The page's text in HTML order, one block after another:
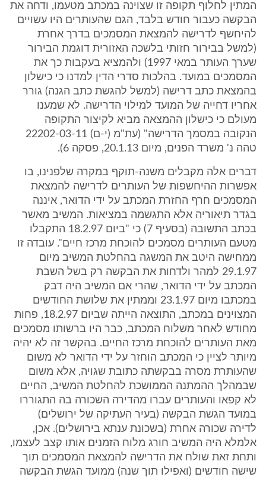
המתין לחלוף תקופה זו שצוינה במכתב מטעמו, ודחה את
הבקשה כעבור חודש בלבד, הגם שהעותרים היו עשויים
להיחשף לדרישה להמצאת המסמכים בדרך אחרת
(למשל בבירור חזותי בלשכה האזורית דוגמת הבירור
שערך העותר במאי 1997) ולהמציא בעקבות כך את
המסמכים במועד. בהלכות סדרי הדין למדנו כי כישלון
בהמצאת כתב דרישה (למשל להגשת כתב הגנה) גורר
אחריו דחייה של המועד למילוי הדרישה. לא שמענו
מעולם כי כישלון ההמצאה מביא לקיצור התקופה
הנקובה במסמך הדרישה" (עת"מ (י-ם) 22202-03-11
טהה נ' משרד הפנים, מיום 20.1.13, פסקה 6).
דברים אלה מקבלים משנה-תוקף במקרה שלפנינו, בו
אפשרות ההיחשפות של העותרים לדרישה להמצאת
המסמכים חרף החזרת המכתב על ידי הדואר, איננה
בגדר תיאוריה אלא התגשמה במציאות. המשיב מאשר
בכתב התשובה (בסעיף 7) כי "ביום 18.2.97 התקבלו
מטעם העותרים מסמכים להוכחת מרכז חיים". עובדה זו
ממחישה היטב את המשגה בהחלטת המשיב מיום
29.1.97 למהר ולדחות את הבקשה רק בשל השבת
המכתב על ידי הדואר, שהרי אם המשיב היה דבק
במכתבו מיום 23.1.97 וממתין את שלושת החודשים
המצוינים במכתב, התוצאה הייתה שביום 18.2.97, פחות
מחודש לאחר משלוח המכתב, כבר היו ברשותו מסמכים
מאת העותרים להוכחת מרכז החיים. בהקשר זה לא יהיה
מיותר לציין כי המכתב הוחזר על ידי הדואר לא משום
שהעותרת מסרה בבקשתה כתובת שגויה, אלא משום
שבמהלך ההמתנה הממושכת להחלטת המשיב, החיים
לא קפאו והעותרים עברו מהדירה השכורה בה התגוררו
במועד הגשת הבקשה (בעיר העתיקה של ירושלים)
לדירה שכורה אחרת (בשכונת ענתא בירושלים). אכן,
אלמלא היה המשיב חורג מלוח הזמנים אותו קצב לעצמו,
ותחת זאת שולח את הדרישה להמצאת המסמכים תוך
שישה חודשים (ואפילו תוך שנה) ממועד הגשת הבקשה